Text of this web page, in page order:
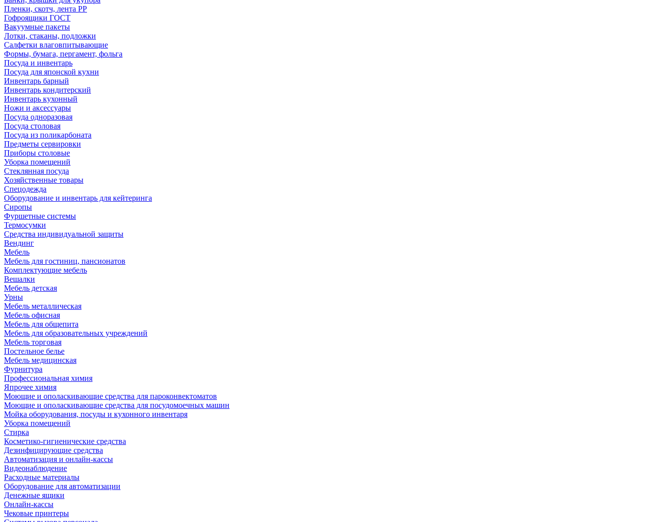
Пленки, скотч, лента РР
Гофроящики ГОСТ
Вакуумные пакеты
Лотки, стаканы, подложки
Салфетки влаговпитывающие
Формы, бумага, пергамент, фольга
Посуда и инвентарь
Посуда для японской кухни
Инвентарь барный
Инвентарь кондитерский
Инвентарь кухонный
Ножи и аксессуары
Посуда одноразовая
Посуда столовая
Посуда из поликарбоната
Предметы сервировки
Приборы столовые
Уборка помещений
Стеклянная посуда
Хозяйственные товары
Спецодежда
Оборудование и инвентарь для кейтеринга
Сиропы
Фуршетные системы
Термосумки
Средства индивидуальной защиты
Вендинг
Мебель
Мебель для гостиниц, пансионатов
Комплектующие мебель
Вешалки
Мебель детская
Урны
Мебель металлическая
Мебель офисная
Мебель для общепита
Мебель для образовательных учреждений
Мебель торговая
Постельное белье
Мебель медицинская
Фурнитура
Профессиональная химия
Япрочее химия
Моющие и ополаскивающие средства для пароконвектоматов
Моющие и ополаскивающие средства для посудомоечных машин
Мойка оборудования, посуды и кухонного инвентаря
Уборка помещений
Стирка
Косметико-гигиенические средства
Дезинфицирующие средства
Автоматизация и онлайн-кассы
Видеонаблюдение
Расходные материалы
Оборудование для автоматизации
Денежные ящики
Онлайн-кассы
Чековые принтеры